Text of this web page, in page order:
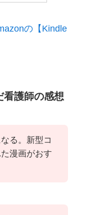
の【Kindle
看護師の感想
る。新型コ
漫画がおす